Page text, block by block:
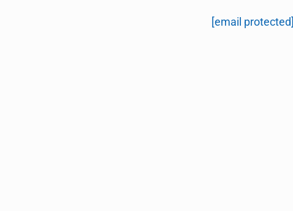
[email protected]